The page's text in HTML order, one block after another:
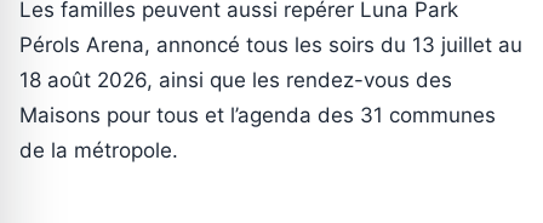
Les familles peuvent aussi repérer Luna Park
Pérols Arena, annoncé tous les soirs du 13 juillet au
18 août 2026, ainsi que les rendez-vous des
Maisons pour tous et l’agenda des 31 communes
de la métropole.